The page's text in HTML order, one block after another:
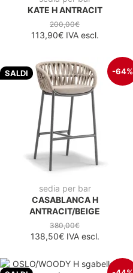
KATE H ANTRACIT
200,00€
113,90€IVA escl.
SALDI -64%
sedia per bar
CASABLANCA H
ANTRACIT/BEIGE
380,00€
138,50€IVA escl.